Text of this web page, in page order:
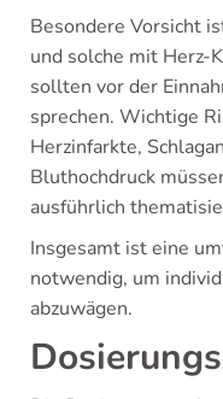
Besondere Vorsicht
und solche mit Herz-
sollten vor der
sprechen. Wichtige
Herzinfarkte,
Bluthochdruck
ausführlich
Insgesamt ist eine
notwendig, um
abzuwägen.